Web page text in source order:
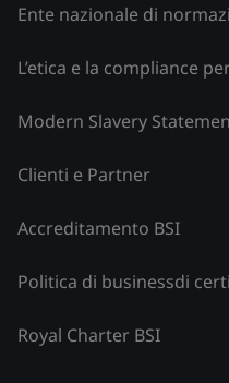
Ente nazionale di
L’etica e la compliance
Modern Slavery
Clienti e Partner
Accreditamento BSI
Politica di businessdi
Royal Charter BSI